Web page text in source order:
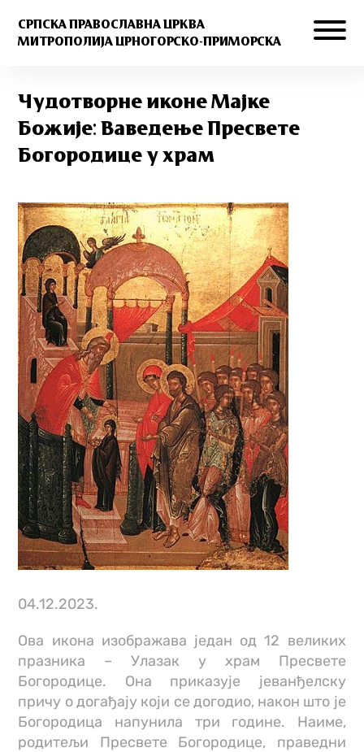
СРПСКА ПРАВОСЛАВНА ЦРКВА
МИТРОПОЛИЈА ЦРНОГОРСКО-ПРИМОРСКА
Чудотворне иконе Мајке
Божије: Ваведење Пресвете
Богородице у храм
04.12.2023.
Ова икона изображава један од 12 великих
празника – Улазак у храм Пресвете
Богородице. Она приказује јеванђелску
причу о догађају који се догодио, након што је
Богородица напунила три године. Наиме,
родитељи Пресвете Богородице, праведни